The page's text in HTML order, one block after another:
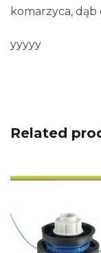
komarzyca,
yyyyy
Related